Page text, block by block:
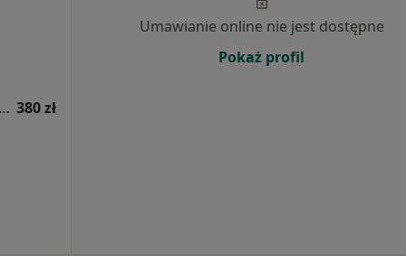
Konsultacja reumatologiczna (kolejna wizyta) 380 zł
Umawianie online nie jest dostępne
Pokaż profil